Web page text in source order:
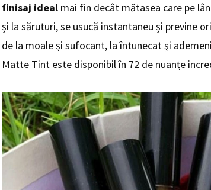
finisaj idealmai fin decât mătasea care pe
și la săruturi, se usucă instantaneu și previne
de la moale și sufocant, la întunecat şi
Matte Tint este disponibil în 72 de nuanțe